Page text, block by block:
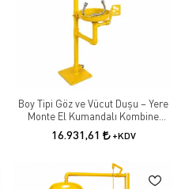
Boy Tipi Göz ve Vücut Duşu – Yere
Monte El Kumandalı Kombine
Güvenlik Duşu
16.931,61 +KDV